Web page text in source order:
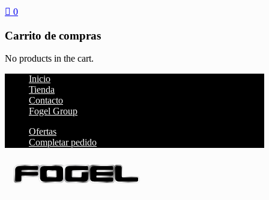
0
Carrito de compras
No products in the cart.
Inicio
Tienda
Contacto
Fogel Group
Ofertas
Completar pedido